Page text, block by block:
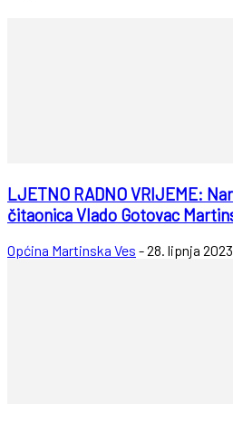
LJETNO RADNO VRIJEME:
čitaonica Vlado Gotovac
Općina Martinska Ves -28. lipnja